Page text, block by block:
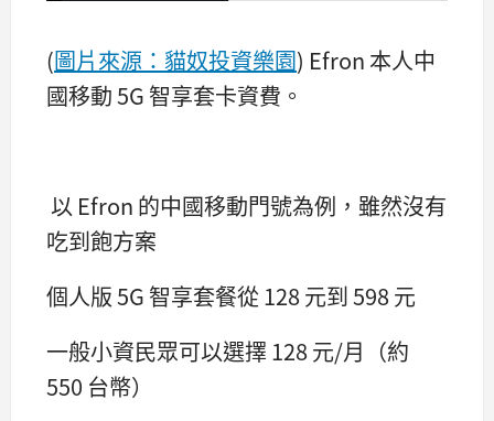
(圖片來源：貓奴投資樂園) Efron 本人中
國移動 5G 智享套卡資費。
以 Efron 的中國移動門號為例，雖然沒有
吃到飽方案
個人版 5G 智享套餐從 128 元到 598 元
一般小資民眾可以選擇 128 元/月（約
550 台幣）